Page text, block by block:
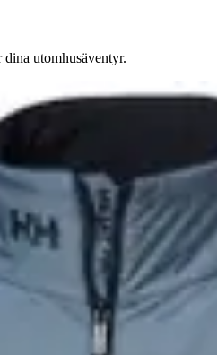
utomhusäventyr.